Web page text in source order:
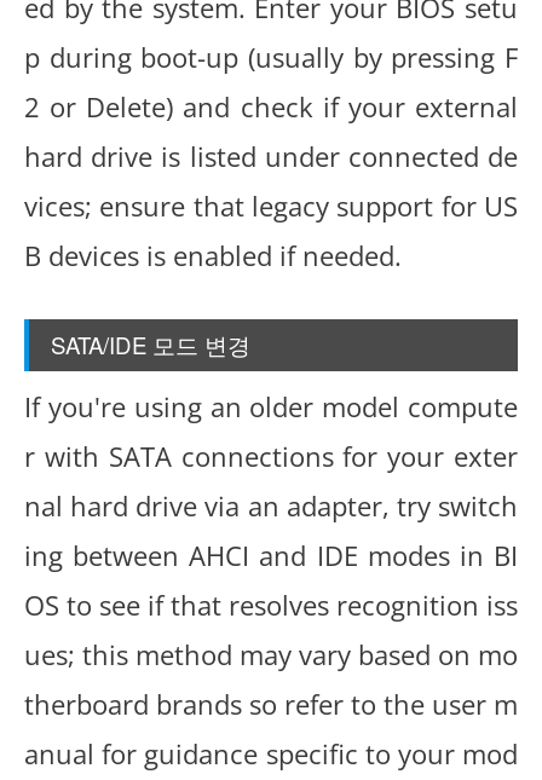
ed by the system. Enter your BIOS setu
p during boot-up (usually by pressing F
2 or Delete) and check if your external
hard drive is listed under connected de
vices; ensure that legacy support for US
B devices is enabled if needed.
SATA/IDE 모드 변경
If you're using an older model compute
r with SATA connections for your exter
nal hard drive via an adapter, try switch
ing between AHCI and IDE modes in BI
OS to see if that resolves recognition iss
ues; this method may vary based on mo
therboard brands so refer to the user m
anual for guidance specific to your mod